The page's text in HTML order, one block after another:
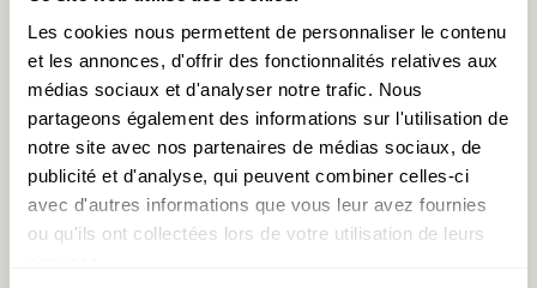
Les cookies nous permettent de personnaliser le contenu
et les annonces, d'offrir des fonctionnalités relatives aux
médias sociaux et d'analyser notre trafic. Nous
partageons également des informations sur l'utilisation de
notre site avec nos partenaires de médias sociaux, de
publicité et d'analyse, qui peuvent combiner celles-ci
avec d'autres informations que vous leur avez fournies
ou qu'ils ont collectées lors de votre utilisation de leurs
connaissances ou des amis pour habiter ensemble
et créer un « chez nous ».
A l’opposé du spectre, nécessité faisant loi, les
nouveaux arrivants s’agrègent plus qu’ils ne se
choisissent, recréant un « chez soi » collectif.
Cette tendance peut se traduire par le terme